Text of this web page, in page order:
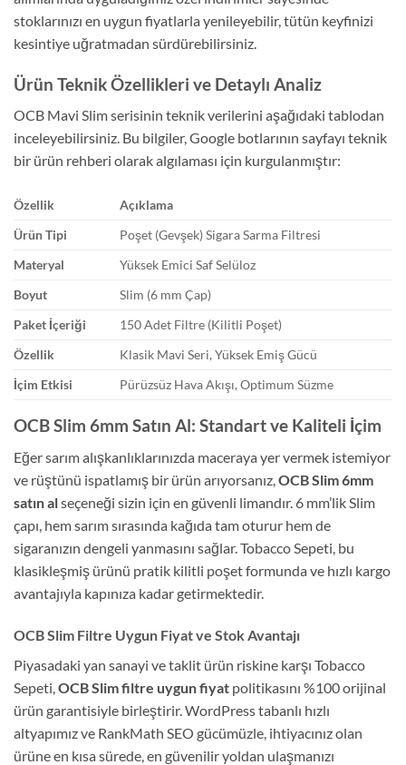
stoklarınızı en uygun fiyatlarla yenileyebilir, tütün keyfinizi
kesintiye uğratmadan sürdürebilirsiniz.
Ürün Teknik Özellikleri ve Detaylı Analiz
OCB Mavi Slim serisinin teknik verilerini aşağıdaki tablodan
inceleyebilirsiniz. Bu bilgiler, Google botlarının sayfayı teknik
bir ürün rehberi olarak algılaması için kurgulanmıştır:
Özellik
Açıklama
Ürün Tipi
Poşet (Gevşek) Sigara Sarma Filtresi
Materyal
Yüksek Emici Saf Selüloz
Boyut
Slim (6 mm Çap)
Paket İçeriği
150 Adet Filtre (Kilitli Poşet)
Özellik
Klasik Mavi Seri, Yüksek Emiş Gücü
İçim Etkisi
Pürüzsüz Hava Akışı, Optimum Süzme
OCB Slim 6mm Satın Al: Standart ve Kaliteli İçim
Eğer sarım alışkanlıklarınızda maceraya yer vermek istemiyor
ve rüştünü ispatlamış bir ürün arıyorsanız, OCB Slim 6mm
satın alseçeneği sizin için en güvenli limandır. 6 mm’lik Slim
çapı, hem sarım sırasında kağıda tam oturur hem de
sigaranızın dengeli yanmasını sağlar. Tobacco Sepeti, bu
klasikleşmiş ürünü pratik kilitli poşet formunda ve hızlı kargo
avantajıyla kapınıza kadar getirmektedir.
OCB Slim Filtre Uygun Fiyat ve Stok Avantajı
Piyasadaki yan sanayi ve taklit ürün riskine karşı Tobacco
Sepeti, OCB Slim filtre uygun fiyat politikasını %100 orijinal
ürün garantisiyle birleştirir. WordPress tabanlı hızlı
altyapımız ve RankMath SEO gücümüzle, ihtiyacınız olan
ürüne en kısa sürede, en güvenilir yoldan ulaşmanızı